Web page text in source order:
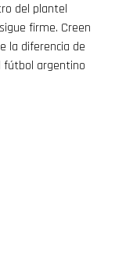
del plantel
firme. Creen
la diferencia de
fútbol argentino